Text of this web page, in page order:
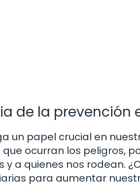
de la prevención
un papel crucial en
ocurran los peligros,
y a quienes nos rodean.
para aumentar